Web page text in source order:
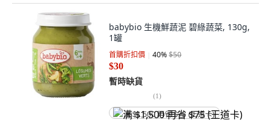
babybio 生機鮮蔬泥 碧綠蔬菜, 130g,
1罐
首購折扣價 40%$50
$30
暫時缺貨
(1)
满 $1,500 再省 $75 (王道卡)